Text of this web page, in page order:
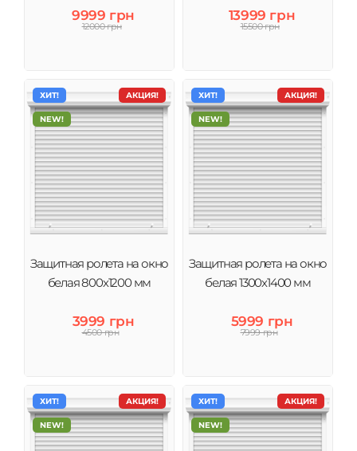
9999 грн
12000 грн
13999 грн
15500 грн
АКЦИЯ!
ХИТ!
NEW!
Защитная ролета на окно
белая 800х1200 мм
3999 грн
4500 грн
АКЦИЯ!
ХИТ!
NEW!
Защитная ролета на окно
белая 1300х1400 мм
5999 грн
7999 грн
АКЦИЯ!
ХИТ!
NEW!
АКЦИЯ!
ХИТ!
NEW!